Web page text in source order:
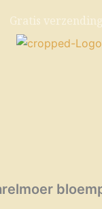
Gratis